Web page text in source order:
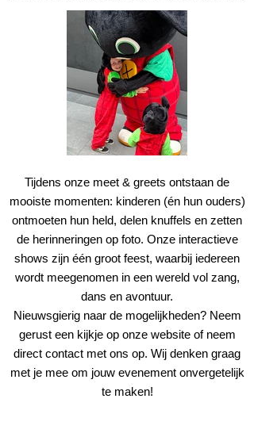
Tijdens onze meet & greets ontstaan de
mooiste momenten: kinderen (én hun ouders)
ontmoeten hun held, delen knuffels en zetten
de herinneringen op foto. Onze interactieve
shows zijn één groot feest, waarbij iedereen
wordt meegenomen in een wereld vol zang,
dans en avontuur.
Nieuwsgierig naar de mogelijkheden? Neem
gerust een kijkje op onze website of neem
direct contact met ons op. Wij denken graag
met je mee om jouw evenement onvergetelijk
te maken!